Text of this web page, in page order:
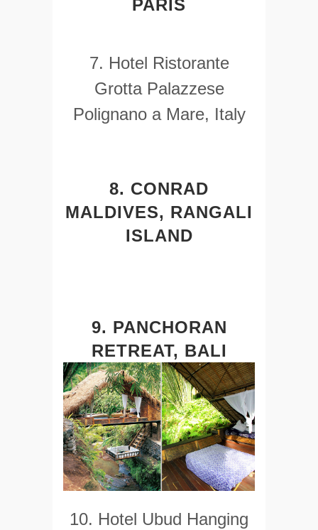
PARIS
7. Hotel Ristorante
Grotta Palazzese
Polignano a Mare, Italy
8. CONRAD
MALDIVES, RANGALI
ISLAND
9. PANCHORAN
RETREAT, BALI
10. Hotel Ubud Hanging